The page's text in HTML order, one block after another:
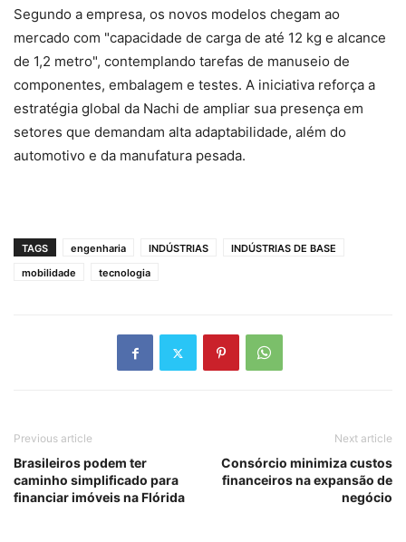
Segundo a empresa, os novos modelos chegam ao
mercado com "capacidade de carga de até 12 kg e alcance
de 1,2 metro", contemplando tarefas de manuseio de
componentes, embalagem e testes. A iniciativa reforça a
estratégia global da Nachi de ampliar sua presença em
setores que demandam alta adaptabilidade, além do
automotivo e da manufatura pesada.
TAGS engenharia INDÚSTRIAS
INDÚSTRIAS DE BASE
mobilidade
tecnologia
Previous article
Brasileiros podem ter
caminho simplificado para
financiar imóveis na Flórida
Next article
Consórcio minimiza custos
financeiros na expansão de
negócio